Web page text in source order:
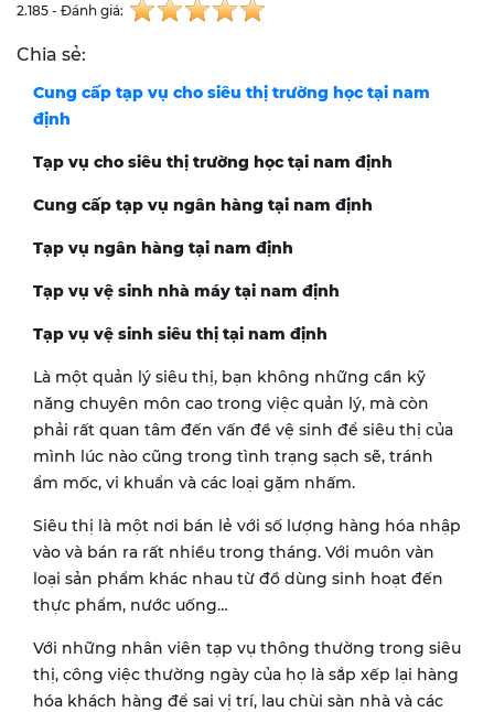
2.185 - Đánh giá:
Chia sẻ:
Cung cấp tạp vụ cho siêu thị trường học tại nam
định
Tạp vụ cho siêu thị trường học tại nam định
Cung cấp tạp vụ ngân hàng tại nam định
Tạp vụ ngân hàng tại nam định
Tạp vụ vệ sinh nhà máy tại nam định
Tạp vụ vệ sinh siêu thị tại nam định
Là một quản lý siêu thị, bạn không những cần kỹ
năng chuyên môn cao trong việc quản lý, mà còn
phải rất quan tâm đến vấn đề vệ sinh để siêu thị của
mình lúc nào cũng trong tình trạng sạch sẽ, tránh
ẩm mốc, vi khuẩn và các loại gặm nhấm.
Siêu thị là một nơi bán lẻ với số lượng hàng hóa nhập
vào và bán ra rất nhiều trong tháng. Với muôn vàn
loại sản phẩm khác nhau từ đồ dùng sinh hoạt đến
thực phẩm, nước uống…
Với những nhân viên tạp vụ thông thường trong siêu
thị, công việc thường ngày của họ là sắp xếp lại hàng
hóa khách hàng để sai vị trí, lau chùi sàn nhà và các